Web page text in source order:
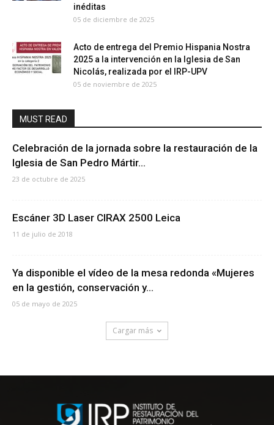
inéditas
05 de diciembre de 2025
Acto de entrega del Premio Hispania Nostra
2025 a la intervención en la Iglesia de San
Nicolás, realizada por el IRP-UPV
05 de noviembre de 2025
MUST READ
Celebración de la jornada sobre la restauración de la
Iglesia de San Pedro Mártir...
23 de octubre de 2025
Escáner 3D Laser CIRAX 2500 Leica
11 de julio de 2018
Ya disponible el vídeo de la mesa redonda «Mujeres
en la gestión, conservación y...
05 de mayo de 2025
Cargar más